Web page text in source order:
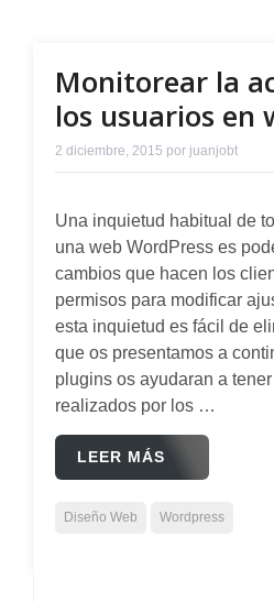
Monitorear la
los usuarios en
2 diciembre, 2015 por juanjobt
Una inquietud habitual de
una web WordPress es
cambios que hacen los
permisos para modificar
esta inquietud es fácil de
que os presentamos a
plugins os ayudaran a
realizados por los …
LEER MÁS
Diseño Web Wordpress